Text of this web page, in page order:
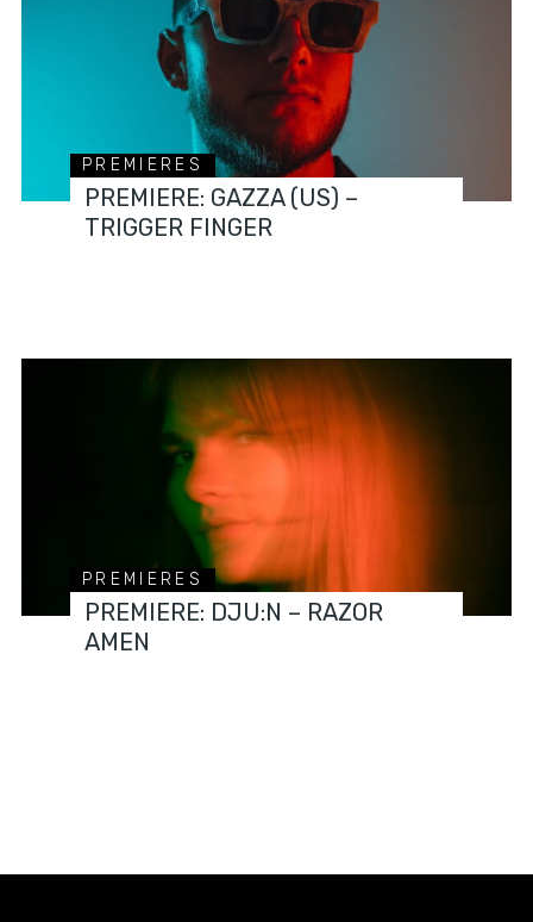
PREMIERES
PREMIERE: GAZZA (US) –
TRIGGER FINGER
PREMIERES
PREMIERE: DJU:N – RAZOR
AMEN